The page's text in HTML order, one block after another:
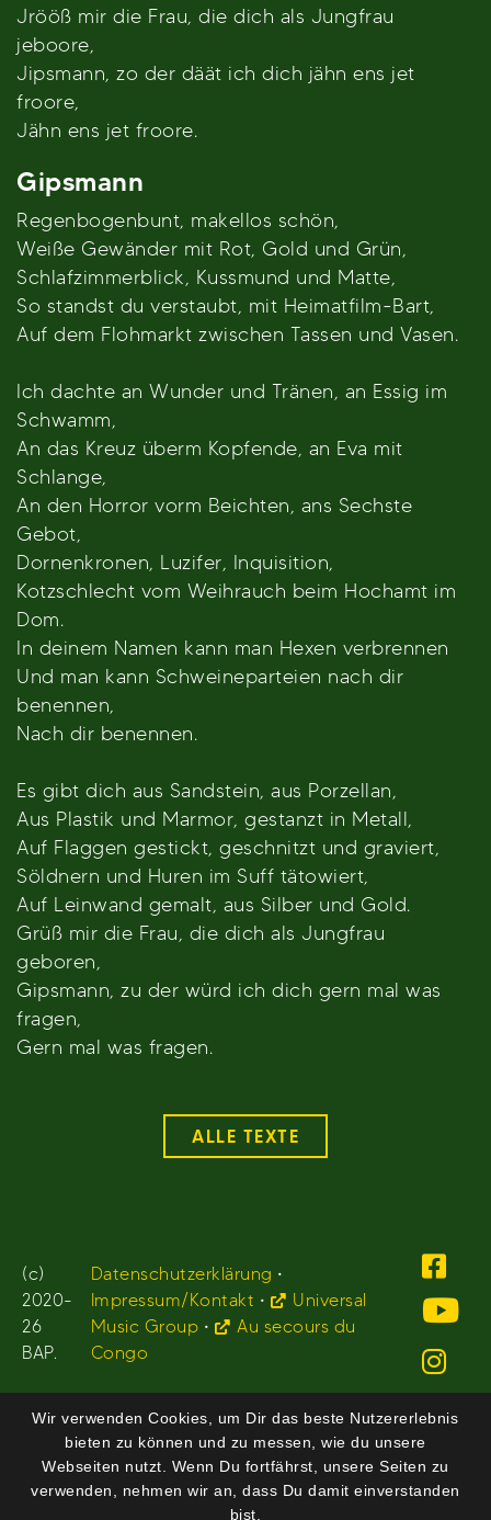
Jrööß mir die Frau, die dich als Jungfrau
jeboore,
Jipsmann, zo der däät ich dich jähn ens jet
froore,
Jähn ens jet froore.
Gipsmann
Regenbogenbunt, makellos schön,
Weiße Gewänder mit Rot, Gold und Grün,
Schlafzimmerblick, Kussmund und Matte,
So standst du verstaubt, mit Heimatfilm-Bart,
Auf dem Flohmarkt zwischen Tassen und Vasen.
Ich dachte an Wunder und Tränen, an Essig im
Schwamm,
An das Kreuz überm Kopfende, an Eva mit
Schlange,
An den Horror vorm Beichten, ans Sechste
Gebot,
Dornenkronen, Luzifer, Inquisition,
Kotzschlecht vom Weihrauch beim Hochamt im
Dom.
In deinem Namen kann man Hexen verbrennen
Und man kann Schweineparteien nach dir
benennen,
Nach dir benennen.
Es gibt dich aus Sandstein, aus Porzellan,
Aus Plastik und Marmor, gestanzt in Metall,
Auf Flaggen gestickt, geschnitzt und graviert,
Söldnern und Huren im Suff tätowiert,
Auf Leinwand gemalt, aus Silber und Gold.
Grüß mir die Frau, die dich als Jungfrau
geboren,
Gipsmann, zu der würd ich dich gern mal was
fragen,
Gern mal was fragen.
ALLE TEXTE
(c)
2020-
26
BAP.
Datenschutzerklärung •
Impressum/Kontakt •
Universal
Music Group •
Au secours du
Congo
Wir verwenden Cookies, um Dir das beste Nutzererlebnis
bieten zu können und zu messen, wie du unsere
Webseiten nutzt. Wenn Du fortfährst, unsere Seiten zu
verwenden, nehmen wir an, dass Du damit einverstanden
bist.